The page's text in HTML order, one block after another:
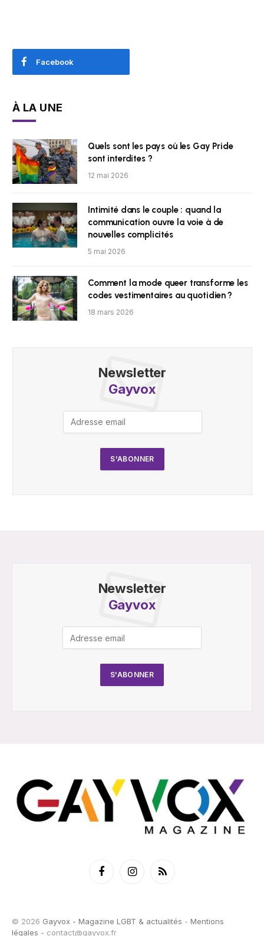
Facebook
À LA UNE
Quels sont les pays où les Gay Pride
sont interdites ?
12 mai 2026
Intimité dans le couple : quand la
communication ouvre la voie à de
nouvelles complicités
5 mai 2026
Comment la mode queer transforme les
codes vestimentaires au quotidien ?
18 mars 2026
Newsletter
Gayvox
Newsletter
Gayvox
FacebookInstagramRSS
© 2026 Gayvox - Magazine LGBT & actualités - Mentions
légales - contact@gayvox.fr